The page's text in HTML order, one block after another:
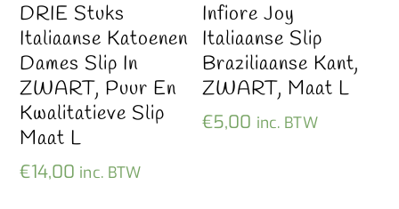
DRIE Stuks
Italiaanse Katoenen
Dames Slip In
ZWART, Puur En
Kwalitatieve Slip
Maat L
€14,00 inc. BTW
Infiore Joy
Italiaanse Slip
Braziliaanse Kant,
ZWART, Maat L
€5,00 inc. BTW